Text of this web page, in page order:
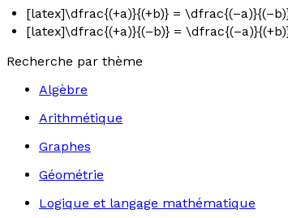
[latex]\dfrac{(+a)}{(+b)} =
[latex]\dfrac{(+a)}{(–b)} =
Recherche par thème
Algèbre
Arithmétique
Graphes
Géométrie
Logique et langage mathématique